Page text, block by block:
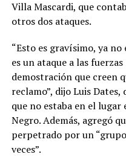
Villa Mascardi, que
otros dos ataques.
“Esto es gravísimo, ya
es un ataque a las
demostración que creen
reclamo”, dijo Luis
que no estaba en el
Negro. Además, agregó
perpetrado por un
veces”.